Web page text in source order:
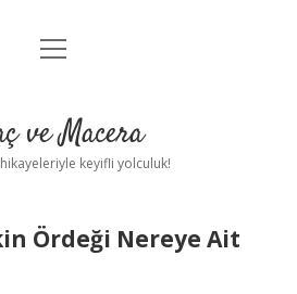
Anasayfa
Yasal Uyarı
menüyü
ve Macera
keyifli yolculuk!
Ördeği Nereye Ait